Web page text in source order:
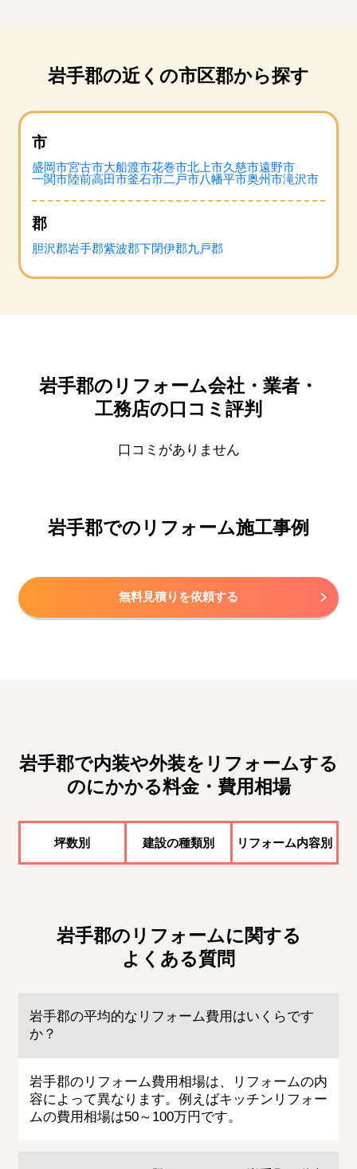
岩手郡の近くの市区郡から探す
市
盛岡市宮古市大船渡市花巻市北上市久慈市遠野市
一関市陸前高田市釜石市二戸市八幡平市奥州市滝沢市
郡
胆沢郡岩手郡紫波郡下閉伊郡九戸郡
岩手郡のリフォーム会社・業者・
工務店の口コミ評判
口コミがありません
岩手郡でのリフォーム施工事例
無料見積りを依頼する
岩手郡で内装や外装をリフォームする
のにかかる料金・費用相場
坪数別 建設の種類別 リフォーム内容別
岩手郡のリフォームに関する
よくある質問
岩手郡の平均的なリフォーム費用はいくらです
か？
岩手郡のリフォーム費用相場は、リフォームの内
容によって異なります。例えばキッチンリフォー
ムの費用相場は50～100万円です。